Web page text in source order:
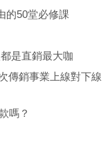
的50堂必修課
是直銷最大咖
傳銷事業上線對下線
嗎？